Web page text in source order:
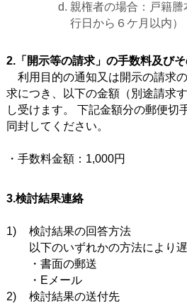
親権者の場合：戸籍
行日から６ケ月以内）
2.「開示等の請求」の手数料及び
利用目的の通知又は開示の請求
求につき、以下の金額（別途請求
し受けます。 下記金額分の郵便切
同封してください。
・手数料金額：1,000円
3.検討結果連絡
1)	検討結果の回答方法
以下のいずれかの方法により遅
・書面の郵送
・Eメール
2)	検討結果の送付先